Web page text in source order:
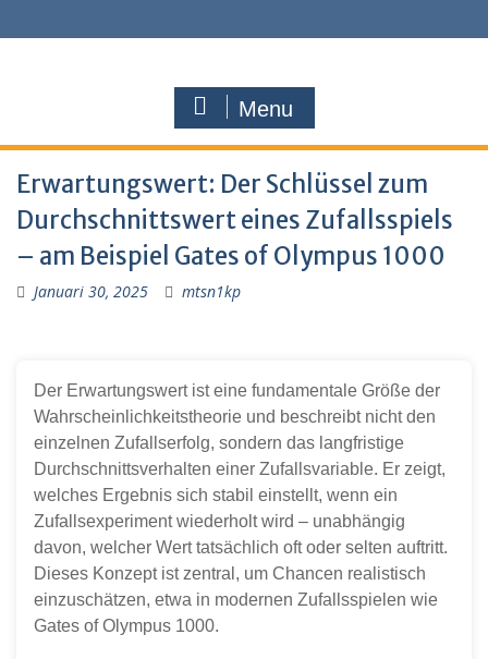
Menu
Erwartungswert: Der Schlüssel zum
Durchschnittswert eines Zufallsspiels
– am Beispiel Gates of Olympus 1000
Januari 30, 2025 mtsn1kp
Der Erwartungswert ist eine fundamentale Größe der
Wahrscheinlichkeitstheorie und beschreibt nicht den
einzelnen Zufallserfolg, sondern das langfristige
Durchschnittsverhalten einer Zufallsvariable. Er zeigt,
welches Ergebnis sich stabil einstellt, wenn ein
Zufallsexperiment wiederholt wird – unabhängig
davon, welcher Wert tatsächlich oft oder selten auftritt.
Dieses Konzept ist zentral, um Chancen realistisch
einzuschätzen, etwa in modernen Zufallsspielen wie
Gates of Olympus 1000.